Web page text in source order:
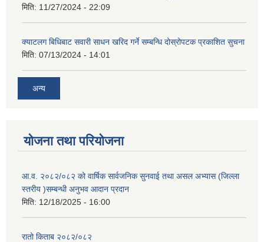
मिति: 11/27/2024 - 22:09
क्याटलग बिधिबाट सवारी साधन खरिद गर्ने सम्बन्धि दोस्रोपटक प्रकाशित सुचना
मिति: 07/13/2024 - 14:01
अन्य
योजना तथा परियोजना
आ.व. २०८२/०८२ को वार्षिक सार्वजनिक सुनवाई तथा असल अभ्यास (जिल्ला
स्तरीय )सम्बन्धी अनुभव आदान प्रदान
मिति: 12/18/2025 - 16:00
रातो किताब २०८२/०८२